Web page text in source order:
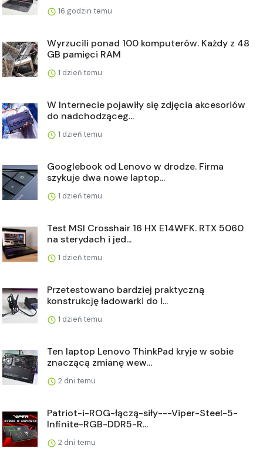
16 godzin temu
Wyrzucili ponad 100 komputerów. Każdy z 48
GB pamięci RAM
1 dzień temu
W Internecie pojawiły się zdjęcia akcesoriów
do nadchodząceg...
1 dzień temu
Googlebook od Lenovo w drodze. Firma
szykuje dwa nowe laptop...
1 dzień temu
Test MSI Crosshair 16 HX E14WFK. RTX 5060
na sterydach i jed...
1 dzień temu
Przetestowano bardziej praktyczną
konstrukcję ładowarki do l...
1 dzień temu
Ten laptop Lenovo ThinkPad kryje w sobie
znaczącą zmianę wew...
2 dni temu
Patriot-i-ROG-łączą-siły---Viper-Steel-5-
Infinite-RGB-DDR5-R...
2 dni temu